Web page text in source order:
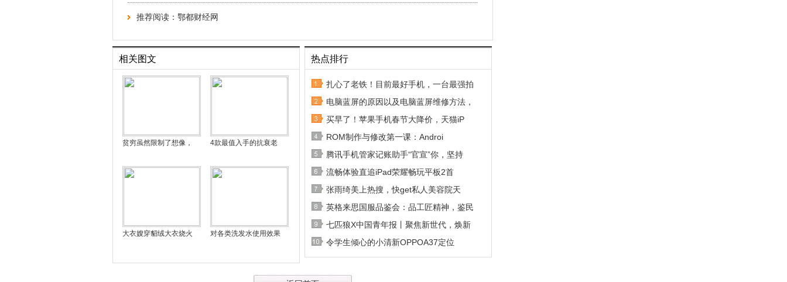
推荐阅读： 鄂都财经网
相关图文
贫穷虽然限制了想像， 4款最值入手的抗衰老
大衣嫂穿貂绒大衣烧火 对各类洗发水使用效果
热点排行
扎心了老铁！目前最好手机，一台最强拍
电脑蓝屏的原因以及电脑蓝屏维修方法，
买早了！苹果手机春节大降价，天猫iP
ROM制作与修改第一课：Androi
腾讯手机管家记账助手“官宣”你，坚持
流畅体验直追iPad荣耀畅玩平板2首
张雨绮美上热搜，快get私人美容院天
英格来思国服品鉴会：品工匠精神，鉴民
七匹狼X中国青年报丨聚焦新世代，焕新
令学生倾心的小清新OPPOA37定位